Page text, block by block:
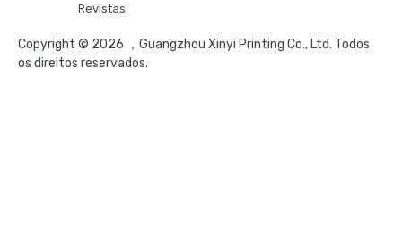
Revistas
Copyright © 2026 ，Guangzhou Xinyi Printing Co., Ltd. Todos
os direitos reservados.